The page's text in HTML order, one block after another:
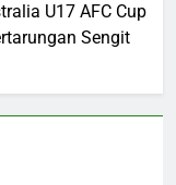
U17 AFC Cup
Sengit